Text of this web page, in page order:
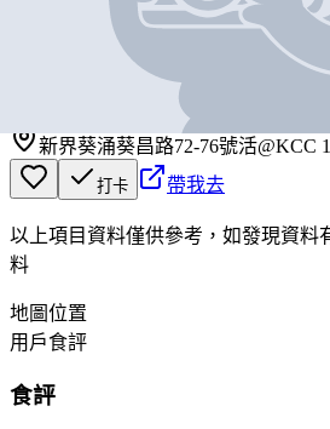
新界葵涌葵昌路72-76號活@KCC
打卡 帶我去
以上項目資料僅供參考，如發現資料
料
地圖位置
用戶食評
食評